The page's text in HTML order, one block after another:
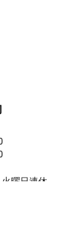
曜日連休